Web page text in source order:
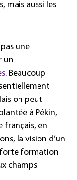
mais aussi les
une
un
. Beaucoup
on peut
à Pékin,
français, en
la vision d’un
forte formation
champs.